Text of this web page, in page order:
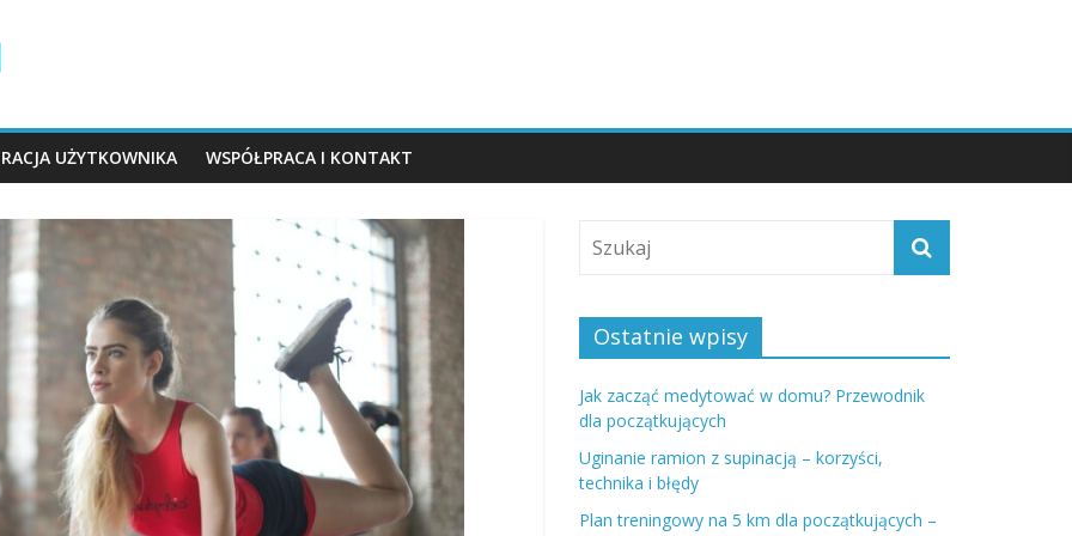
UŻYTKOWNIKA WSPÓŁPRACA I KONTAKT
Ostatnie wpisy
Jak zacząć medytować w domu? Przewodnik
dla początkujących
Uginanie ramion z supinacją – korzyści,
technika i błędy
Plan treningowy na 5 km dla początkujących –